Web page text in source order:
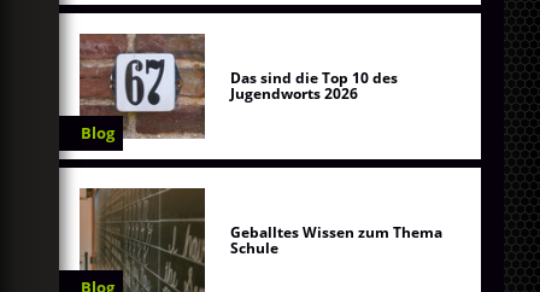
Blog
Das sind die Top 10 des
Jugendworts 2026
Blog
Geballtes Wissen zum Thema
Schule